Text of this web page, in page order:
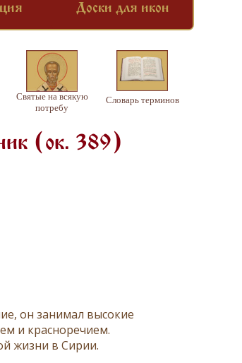
Доски для икон
Святые на всякую
потребу
Словарь терминов
(ок. 389)
он занимал высокие
и красноречием.
жизни в Сирии.